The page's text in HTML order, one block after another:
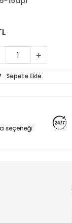
Sepete Ekle
seçeneği